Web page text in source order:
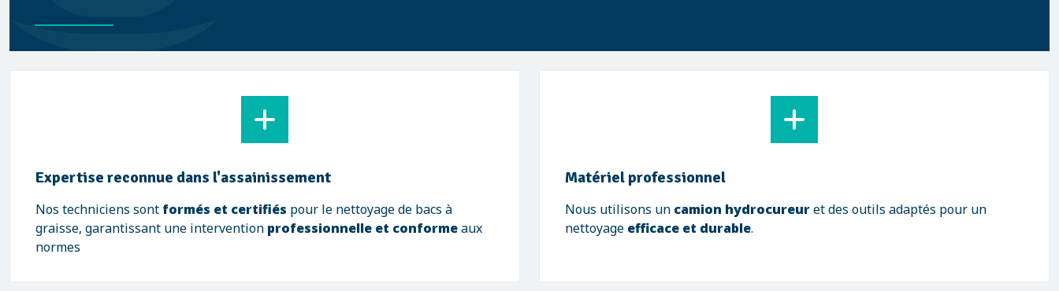
Expertise reconnue dans l'assainissement
Nos techniciens sont formés et certifiés pour le nettoyage de bacs à
graisse, garantissant une intervention professionnelle et conformeaux
normes
Matériel professionnel
Nous utilisons un camion hydrocureuret des outils adaptés pour un
nettoyage efficace et durable.